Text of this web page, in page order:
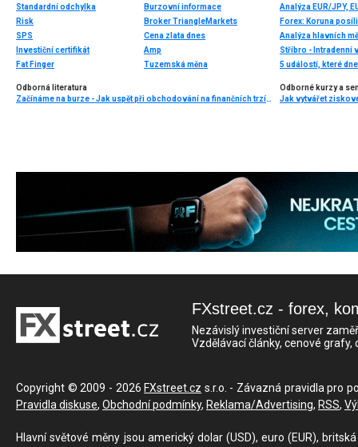
Standardní odchylka
Risk
SPS
Investiční certifikát
Fat Finger
Burzovní informace
Broker TriangleMarkets
Cena zlata dnes
Amp
Tuzemská měna
Analýza EUR/JPY,
Analýza hlavních
Stříbro - Intradenní
5 událostí, které
Odborná literatura
Začínáme na burze - Jak uspět při obchodování na finančních trzích (1. vydání)
Odborné kurzy a
Jak vytvářet
FXstreet.cz - forex,
Nezávislý investiční server
Vzdělávací články, cenové
Copyright © 2009 - 2026 FXstreet.cz s.r.o. - Závazná pravidla pro
Pravidla diskuse, Obchodní podmínky, Reklama/Advertising, RSS,
Hlavní světové měny jsou americký dolar (USD), euro (EUR),